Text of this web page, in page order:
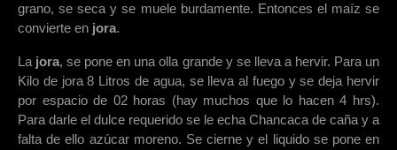
grano, se seca y se muele burdamente. Entonces el maíz se
convierte en jora.
La jora, se pone en una olla grande y se lleva a hervir. Para un
Kilo de jora 8 Litros de agua, se lleva al fuego y se deja hervir
por espacio de 02 horas (hay muchos que lo hacen 4 hrs).
Para darle el dulce requerido se le echa Chancaca de caña y a
falta de ello azúcar moreno. Se cierne y el liquido se pone en